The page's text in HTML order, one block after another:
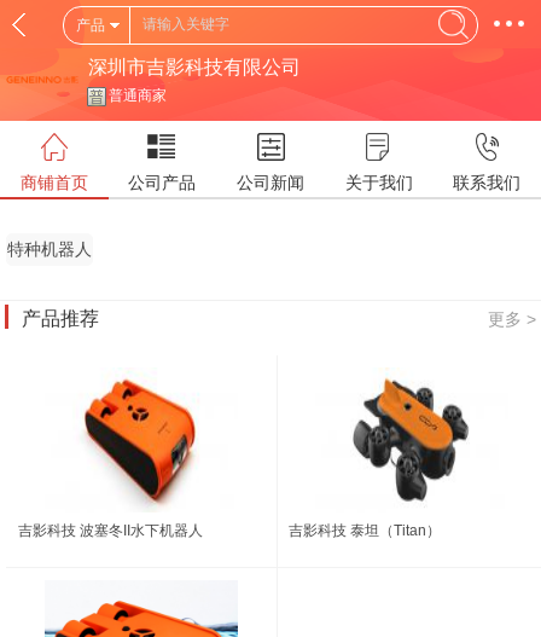
产品
深圳市吉影科技有限公司
普通商家
商铺首页 公司产品 公司新闻 关于我们 联系我们
特种机器人
产品推荐 更多 >
吉影科技 波塞冬II水下机器人 吉影科技 泰坦（Titan）